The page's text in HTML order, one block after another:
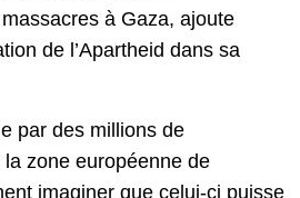
à Gaza, ajoute
de l’Apartheid dans sa
par des millions de
zone européenne de
imaginer que celui-ci puisse